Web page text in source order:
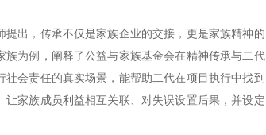
出，传承不仅是家族企业的交接，更是家族精神的
为例，阐释了公益与家族基金会在精神传承与二代
会责任的真实场景，能帮助二代在项目执行中找到
家族成员利益相互关联、对失误设置后果，并设定